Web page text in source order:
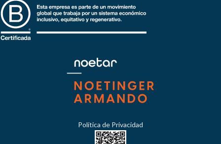
Política de Privacidad